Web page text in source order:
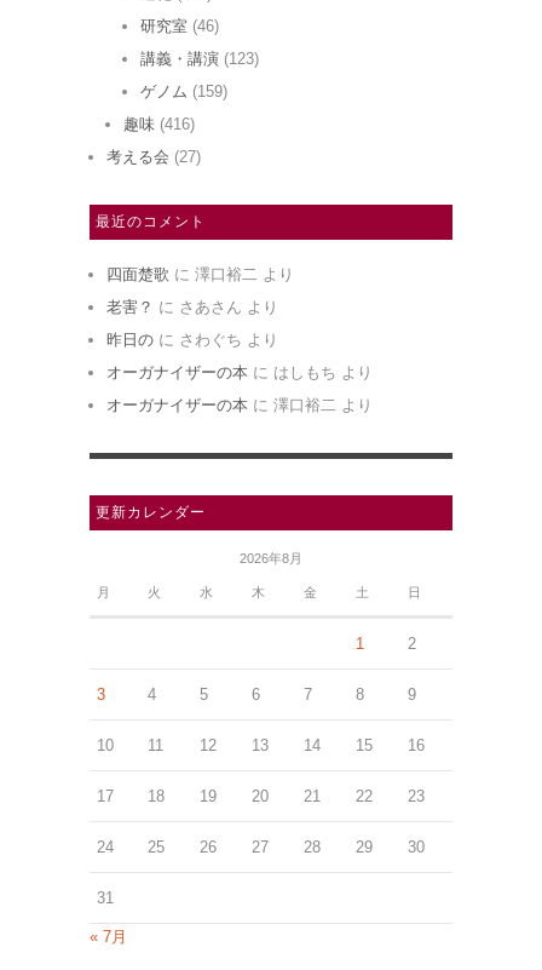
研究室 (46)
講義・講演 (123)
ゲノム (159)
趣味 (416)
考える会 (27)
最近のコメント
四面楚歌 に 澤口裕二 より
老害？ に さあさん より
昨日の に さわぐち より
オーガナイザーの本 に はしもち より
オーガナイザーの本 に 澤口裕二 より
更新カレンダー
2026年8月
月 火 水 木 金 土 日
1 2
3 4 5 6 7 8 9
10 11 12 13 14 15 16
17 18 19 20 21 22 23
24 25 26 27 28 29 30
31
« 7月